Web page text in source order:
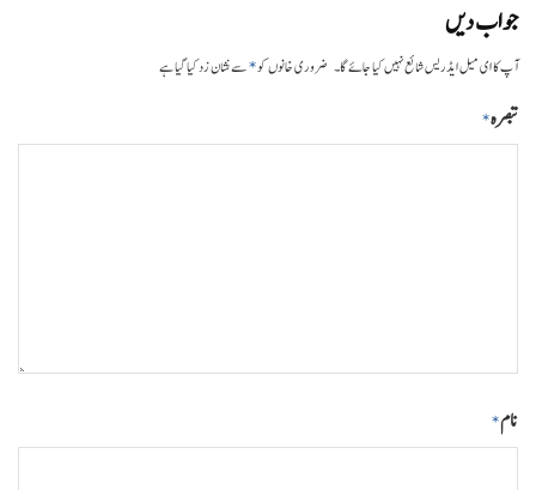
جواب دیں
آپ کا ای میل ایڈریس شائع نہیں کیا جائے گا۔ ضروری خانوں کو*سے نشان زد کیا گیا ہے
تبصرہ*
نام*